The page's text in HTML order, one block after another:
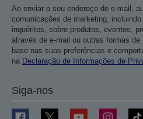
Ao enviar o seu endereço de e-mail,
comunicações de marketing,
inquéritos, sobre produtos, eventos,
através de e-mail ou outras formas
base nas suas preferências e
na Declaração de Informações de
Siga-nos